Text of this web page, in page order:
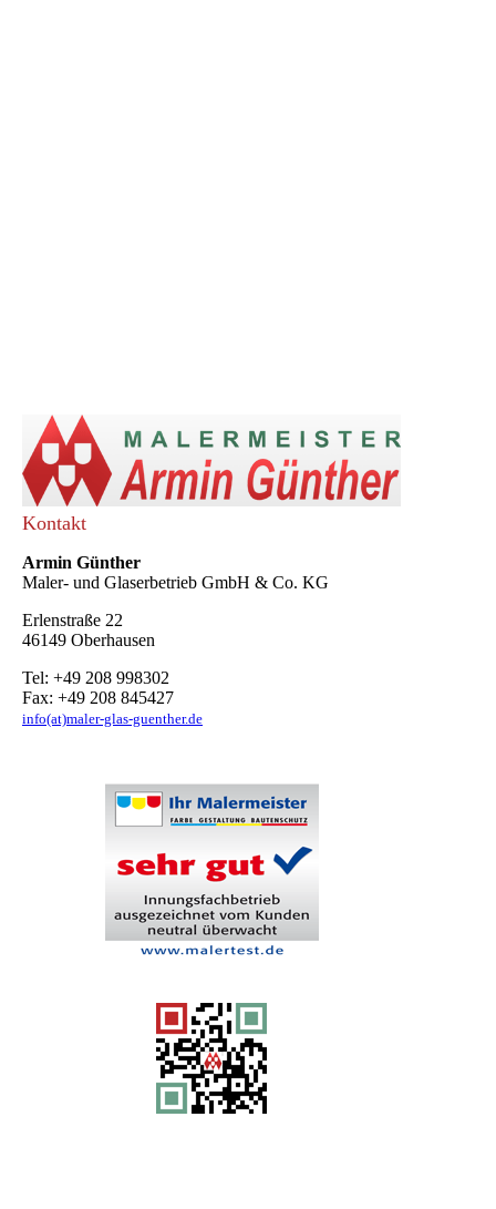
Kontakt
Armin Günther
Maler- und Glaserbetrieb GmbH & Co. KG
Erlenstraße 22
46149 Oberhausen
Tel: +49 208 998302
Fax: +49 208 845427
info(at)maler-glas-guenther.de